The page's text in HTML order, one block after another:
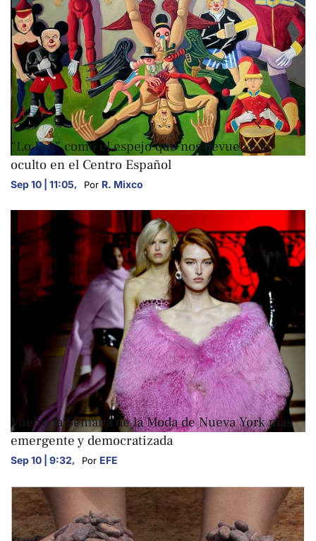
ARTE Y CULTURA
“Lo Feo” como el espejo que nos devuelve lo
oculto en el Centro Español
Sep 10 | 11:05, Por R. Mixco
ARTE Y CULTURA
Vuelve la Semana de la Moda de Nueva York más
emergente y democratizada
Sep 10 | 9:32, Por EFE